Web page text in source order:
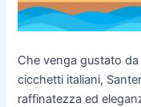
Che venga gustato
cicchetti italiani,
raffinatezza ed